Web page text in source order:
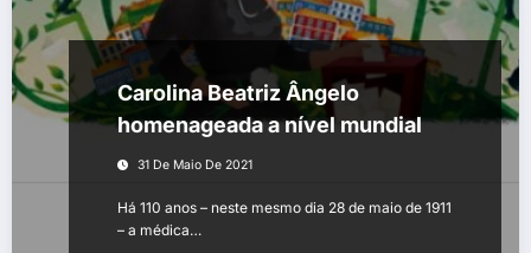
Carolina Beatriz Ângelo
homenageada a nível mundial
31 De Maio De 2021
Há 110 anos – neste mesmo dia 28 de maio de 1911
– a médica…